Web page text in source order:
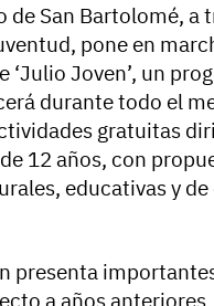
de San Bartolomé, a
pone en
‘Julio Joven’, un
durante todo el
gratuitas
12 años, con
educativas y de
presenta
a años